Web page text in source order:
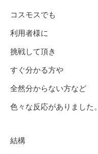
コスモスでも
利用者様に
挑戦して頂き
すぐ分かる方や
全然分からない方など
色々な反応がありました。
結構